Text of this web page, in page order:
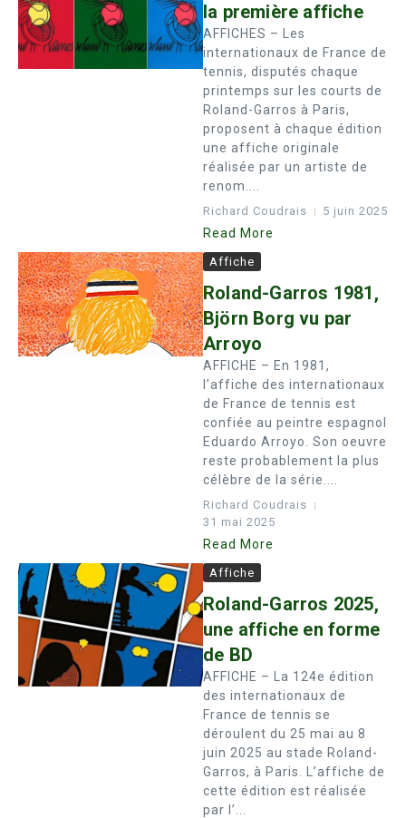
la première affiche
AFFICHES – Les
internationaux de France de
tennis, disputés chaque
printemps sur les courts de
Roland-Garros à Paris,
proposent à chaque édition
une affiche originale
réalisée par un artiste de
renom....
Richard Coudrais 5 juin 2025
Read More
Affiche
Roland-Garros 1981,
Björn Borg vu par
Arroyo
AFFICHE – En 1981,
l’affiche des internationaux
de France de tennis est
confiée au peintre espagnol
Eduardo Arroyo. Son oeuvre
reste probablement la plus
célèbre de la série....
Richard Coudrais
31 mai 2025
Read More
Affiche
Roland-Garros 2025,
une affiche en forme
de BD
AFFICHE – La 124e édition
des internationaux de
France de tennis se
déroulent du 25 mai au 8
juin 2025 au stade Roland-
Garros, à Paris. L’affiche de
cette édition est réalisée
par l’...